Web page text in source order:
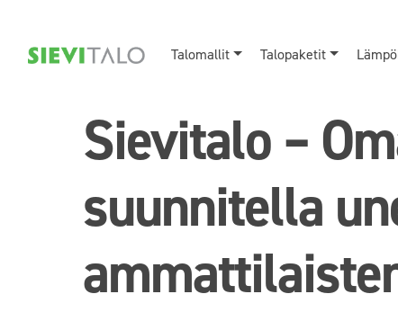
Talomallit Talopaketit
Sievitalo –
suunnitella